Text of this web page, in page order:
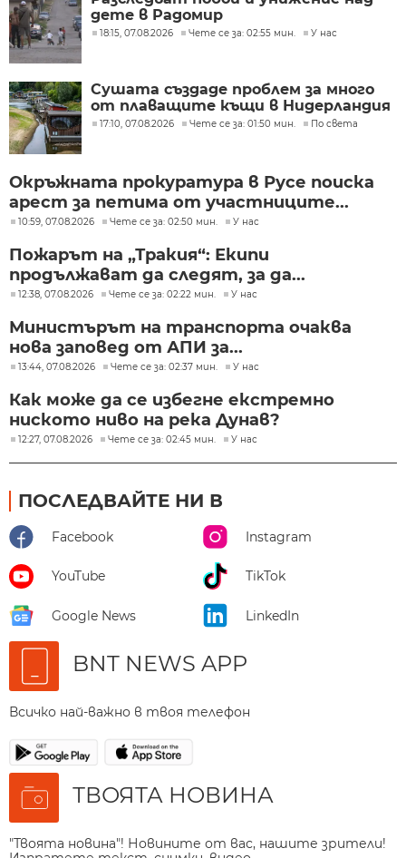
дете в Радомир
18:15, 07.08.2026 Чете се за: 02:55 мин. У нас
Сушата създаде проблем за много
от плаващите къщи в Нидерландия
17:10, 07.08.2026 Чете се за: 01:50 мин. По света
Окръжната прокуратура в Русе поиска
арест за петима от участниците...
10:59, 07.08.2026 Чете се за: 02:50 мин. У нас
Пожарът на „Тракия“: Екипи
продължават да следят, за да...
12:38, 07.08.2026 Чете се за: 02:22 мин. У нас
Министърът на транспорта очаква
нова заповед от АПИ за...
13:44, 07.08.2026 Чете се за: 02:37 мин. У нас
Как може да се избегне екстремно
ниското ниво на река Дунав?
12:27, 07.08.2026 Чете се за: 02:45 мин. У нас
ПОСЛЕДВАЙТЕ НИ В
Facebook Instagram
YouTube TikTok
Google News LinkedIn
BNT NEWS APP
Всичко най-важно в твоя телефон
ТВОЯТА НОВИНА
"Твоята новина"! Новините от вас, нашите зрители!